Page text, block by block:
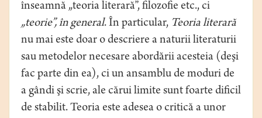
înseamnă „teoria literară”, filozofie etc., ci
„teorie”, în general. În particular, Teoria literară
nu mai este doar o descriere a naturii literaturii
sau metodelor necesare abordării acesteia (deşi
fac parte din ea), ci un ansamblu de moduri de
a gândi şi scrie, ale cărui limite sunt foarte dificil
de stabilit. Teoria este adesea o critică a unor